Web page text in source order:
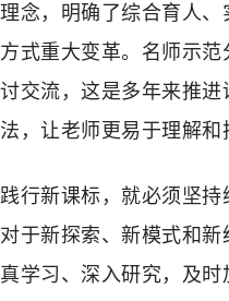
理念，明确了综合育人
方式重大变革。名师示
讨交流，这是多年来推
法，让老师更易于理解和
践行新课标，就必须坚持
对于新探索、新模式和
真学习、深入研究，及